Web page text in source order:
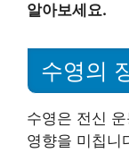
알아보세요.
수영의
수영은 전신
영향을 미칩니